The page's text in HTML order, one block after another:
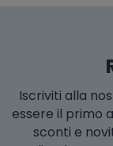
Iscriviti alla
essere il primo
sconti e